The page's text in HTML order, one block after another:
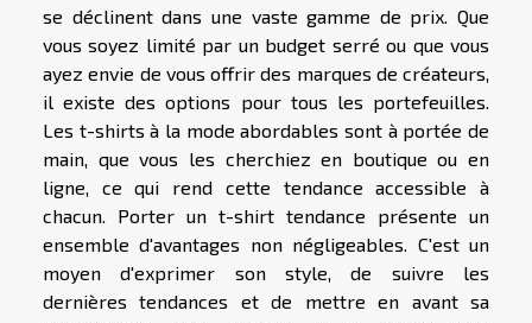
se déclinent dans une vaste gamme de prix. Que
vous soyez limité par un budget serré ou que vous
ayez envie de vous offrir des marques de créateurs,
il existe des options pour tous les portefeuilles.
Les t-shirts à la mode abordables sont à portée de
main, que vous les cherchiez en boutique ou en
ligne, ce qui rend cette tendance accessible à
chacun. Porter un t-shirt tendance présente un
ensemble d'avantages non négligeables. C'est un
moyen d'exprimer son style, de suivre les
dernières tendances et de mettre en avant sa